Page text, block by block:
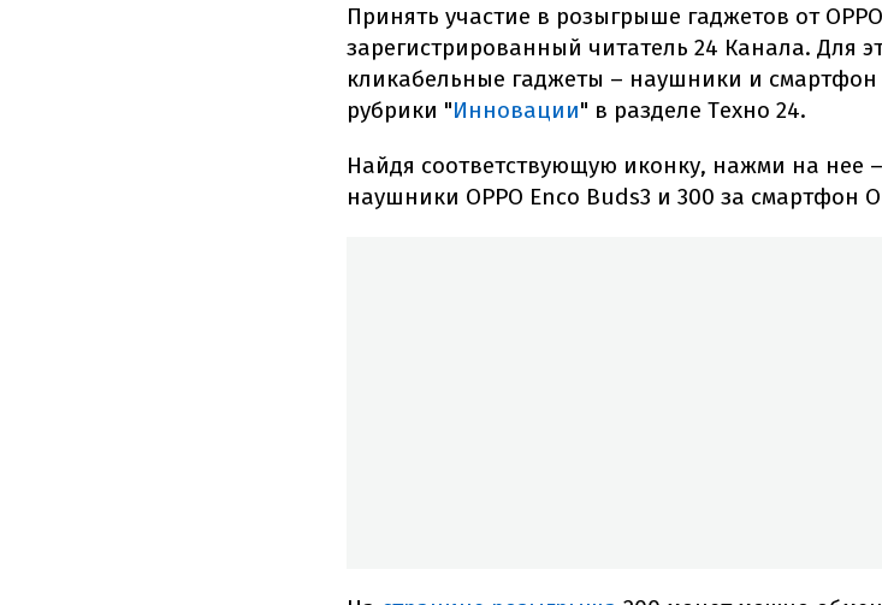
Принять участие в розыгрыше гаджетов от
зарегистрированный читатель 24 Канала. Для
кликабельные гаджеты – наушники и смартфон
рубрики "Инновации" в разделе Техно 24.
Найдя соответствующую иконку, нажми на нее
наушники OPPO Enco Buds3 и 300 за смартфон